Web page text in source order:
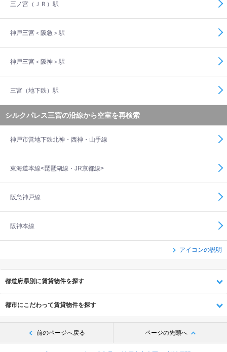
三ノ宮（ＪＲ）駅
神戸三宮＜阪急＞駅
神戸三宮＜阪神＞駅
三宮（地下鉄）駅
シルクパレス三宮の沿線から空室を再検索
神戸市営地下鉄北神・西神・山手線
東海道本線<琵琶湖線・JR京都線>
阪急神戸線
阪神本線
アイコンの説明
都道府県別に賃貸物件を探す
都市にこだわって賃貸物件を探す
前のページへ戻る ページの先頭へ